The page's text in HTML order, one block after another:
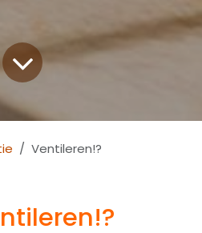
Ventileren!?